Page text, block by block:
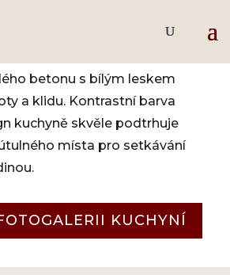
– bílý lesk
betonu s bílým leskem
a klidu. Kontrastní barva
kuchyně skvěle podtrhuje
místa pro setkávání
KUCHYNÍ